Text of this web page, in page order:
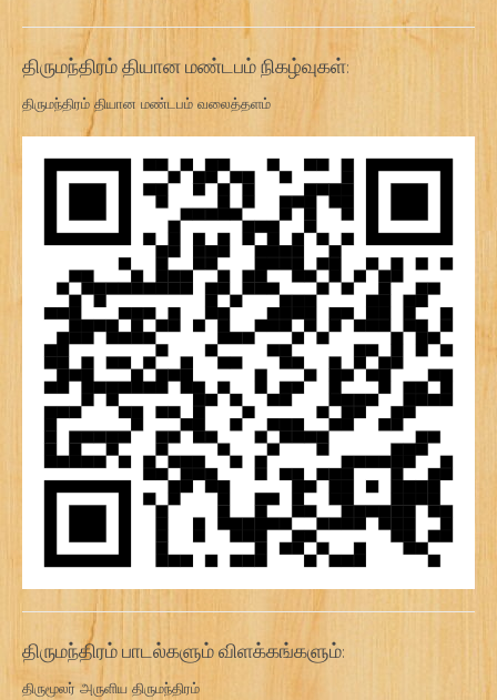
திருமந்திரம் தியான மண்டபம் நிகழ்வுகள்:
திருமந்திரம் தியான மண்டபம் வலைத்தளம்
திருமந்திரம் பாடல்களும் விளக்கங்களும்:
திருமூலர் அருளிய திருமந்திரம்